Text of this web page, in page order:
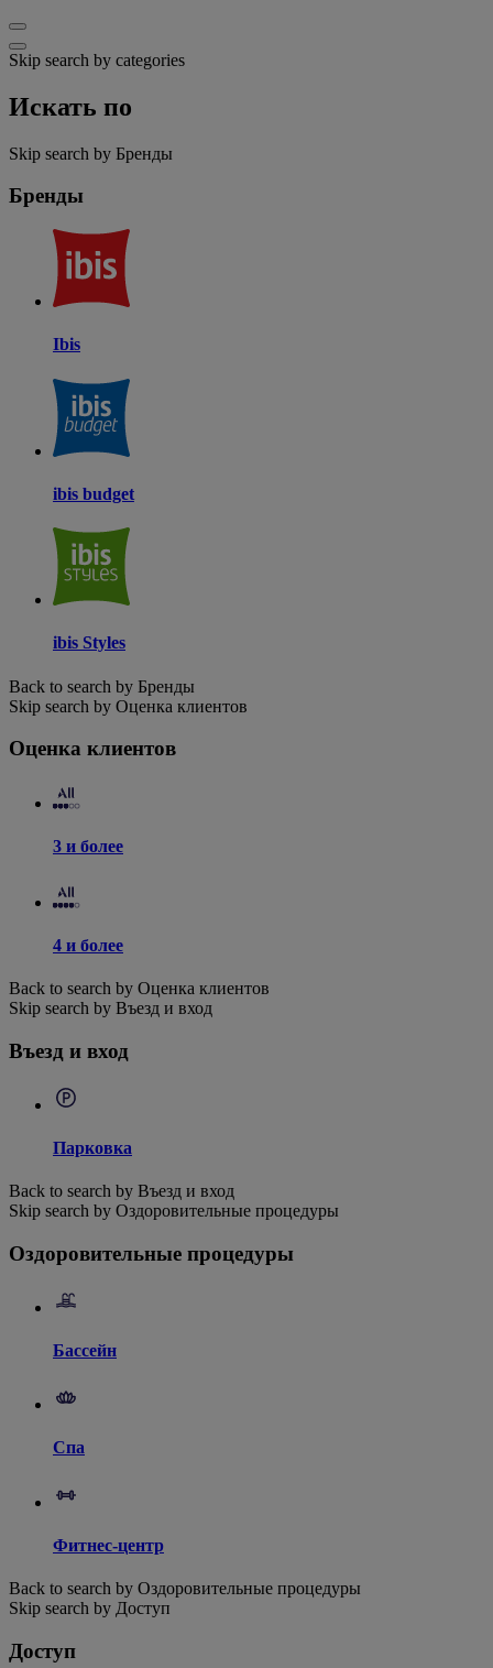
Skip search by categories
Искать по
Skip search by Бренды
Бренды
Ibis
ibis budget
ibis Styles
Back to search by Бренды
Skip search by Оценка клиентов
Оценка клиентов
3 и более
4 и более
Back to search by Оценка клиентов
Skip search by Въезд и вход
Въезд и вход
Парковка
Back to search by Въезд и вход
Skip search by Оздоровительные процедуры
Оздоровительные процедуры
Бассейн
Спа
Фитнес-центр
Back to search by Оздоровительные процедуры
Skip search by Доступ
Доступ